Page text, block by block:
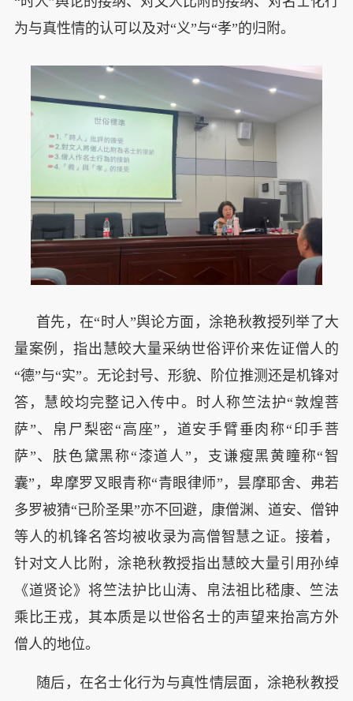
为与真性情的认可以及对“义”与“孝”的归附。
首先，在“时人”舆论方面，涂艳秋教授列举了大
量案例，指出慧皎大量采纳世俗评价来佐证僧人的
“德”与“实”。无论封号、形貌、阶位推测还是机锋对
答，慧皎均完整记入传中。时人称竺法护“敦煌菩
萨”、帛尸梨密“高座”，道安手臂垂肉称“印手菩
萨”、肤色黛黑称“漆道人”，支谦瘦黑黄瞳称“智
囊”，卑摩罗叉眼青称“青眼律师”，昙摩耶舍、弗若
多罗被猜“已阶圣果”亦不回避，康僧渊、道安、僧钟
等人的机锋名答均被收录为高僧智慧之证。接着，
针对文人比附，涂艳秋教授指出慧皎大量引用孙绰
《道贤论》将竺法护比山涛、帛法祖比嵇康、竺法
乘比王戎，其本质是以世俗名士的声望来抬高方外
僧人的地位。
随后，在名士化行为与真性情层面，涂艳秋教授